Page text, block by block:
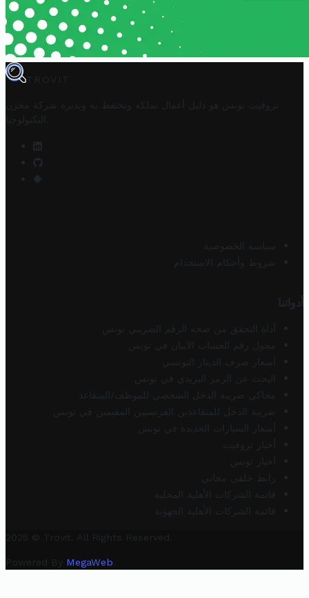
TROVIT
تروفيت تونس هو دليل أعمال تملكه وتحتفظ به وتديره
شركة مخزن
التكنولوجيا
سياسة الخصوصية
شروط وأحكام الاستخدام
أدواتنا
أداة التحقق من صحة الرقم الضريبي تونس
محول رقم الحساب الآيبان في تونس
أسعار صرف الدينار التونسي
البحث عن الرمز البريدي في تونس
محاكي ضريبة الدخل الشخصي للموظف/المتقاعد
ضريبة الدخل للمتقاعدين الفرنسيين المقيمين في تونس
أسعار السيارات الجديدة في تونس
أخبار تروفيت
أخبار تونس
رابط خلفي مجاني
قائمة الشركات الأهلية المحلية
قائمة الشركات الأهلية الجهوية
2025 © Trovit. All Rights Reserved.
Powered By MegaWeb